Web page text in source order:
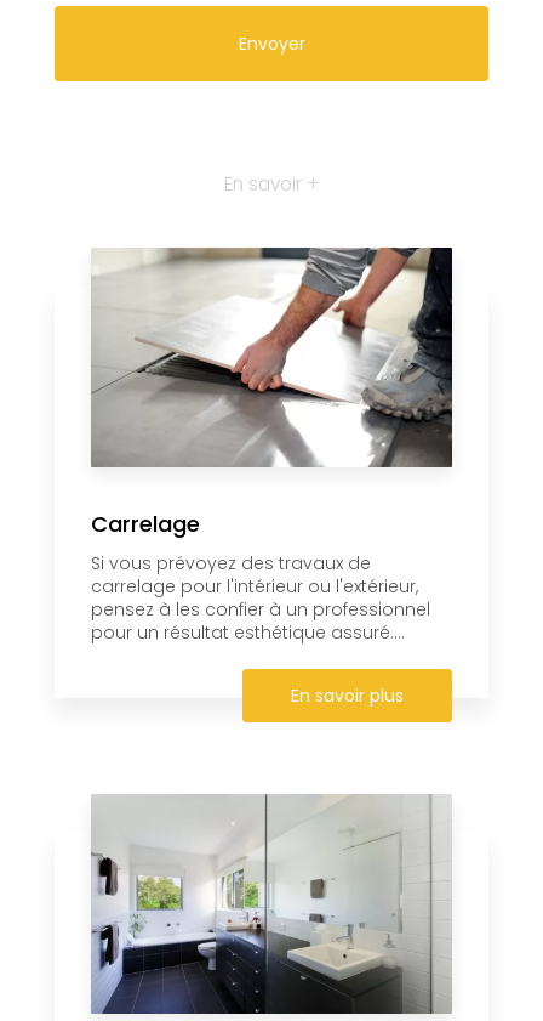
En savoir +
Carrelage
Si vous prévoyez des travaux de
carrelage pour l'intérieur ou l'extérieur,
pensez à les confier à un professionnel
pour un résultat esthétique assuré....
En savoir plus